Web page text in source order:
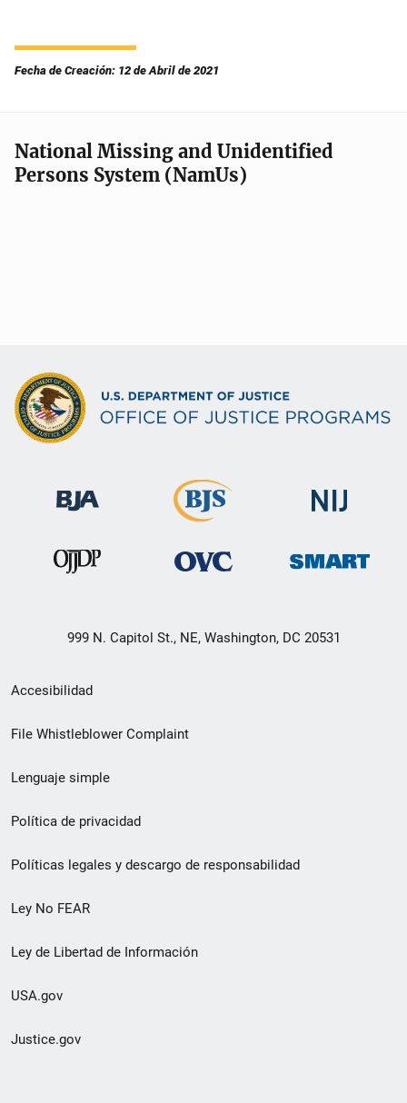
Fecha de Creación: 12 de Abril de 2021
National Missing and Unidentified
Persons System (NamUs)
999 N. Capitol St., NE, Washington, DC 20531
Menú
de
de
pie
de
página
Accesibilidad
File Whistleblower Complaint
Lenguaje simple
Política de privacidad
Políticas legales y descargo de responsabilidad
Ley No FEAR
Ley de Libertad de Información
USA.gov
Justice.gov